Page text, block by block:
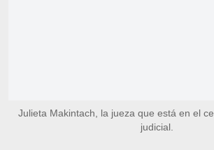
Julieta Makintach, la jueza que está en el
judicial.